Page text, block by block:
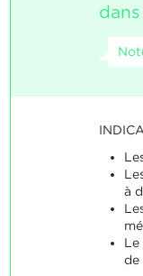
à
de